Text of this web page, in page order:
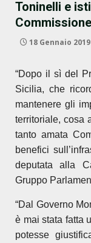
Toninelli e
18 Gennaio 2019
“Dopo il sì del
Sicilia, che
mantenere gli
territoriale, cosa
tanto amata
benefici
deputata alla
Gruppo
“Dal Governo
è mai stata fatta
potesse